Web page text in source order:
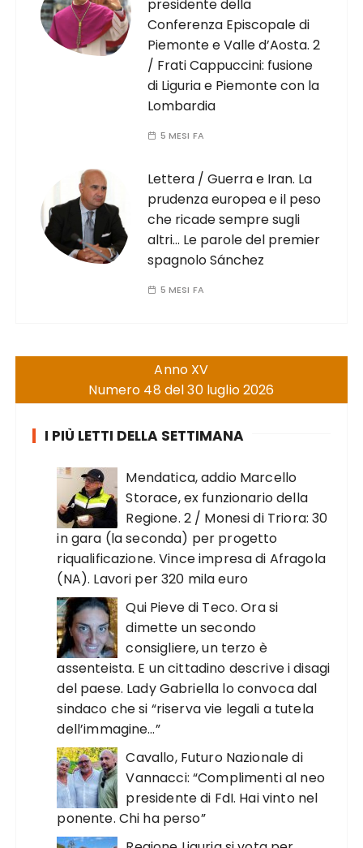
presidente della
Conferenza Episcopale di
Piemonte e Valle d’Aosta. 2
/ Frati Cappuccini: fusione
di Liguria e Piemonte con la
Lombardia
5 MESI FA
Lettera / Guerra e Iran. La
prudenza europea e il peso
che ricade sempre sugli
altri… Le parole del premier
spagnolo Sánchez
5 MESI FA
Anno XV
Numero 48 del 30 luglio 2026
I PIÙ LETTI DELLA SETTIMANA
Mendatica, addio Marcello
Storace, ex funzionario della
Regione. 2 / Monesi di Triora: 30
in gara (la seconda) per progetto
riqualificazione. Vince impresa di Afragola
(NA). Lavori per 320 mila euro
Qui Pieve di Teco. Ora si
dimette un secondo
consigliere, un terzo è
assenteista. E un cittadino descrive i disagi
del paese. Lady Gabriella lo convoca dal
sindaco che si “riserva vie legali a tutela
dell’immagine…”
Cavallo, Futuro Nazionale di
Vannacci: “Complimenti al neo
presidente di FdI. Hai vinto nel
ponente. Chi ha perso”